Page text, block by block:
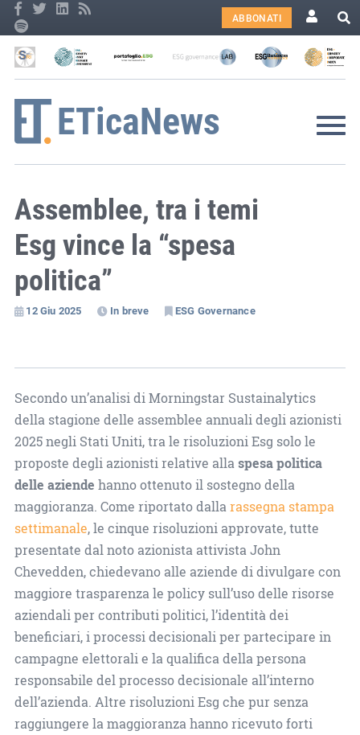
ABBONATI
Assemblee, tra i temi
Esg vince la “spesa
politica”
12 Giu 2025 In breve ESG Governance
Secondo un’analisi di Morningstar Sustainalytics
della stagione delle assemblee annuali degli azionisti
2025 negli Stati Uniti, tra le risoluzioni Esg solo le
proposte degli azionisti relative allaspesa politica
delle aziende hanno ottenuto il sostegno della
maggioranza. Come riportato dallarassegna stampa
settimanale, le cinque risoluzioni approvate, tutte
presentate dal noto azionista attivista John
Chevedden, chiedevano alle aziende di divulgare con
maggiore trasparenza le policy sull’uso delle risorse
aziendali per contributi politici, l’identità dei
beneficiari, i processi decisionali per partecipare in
campagne elettorali e la qualifica della persona
responsabile del processo decisionale all’interno
dell’azienda. Altre risoluzioni Esg che pur senza
raggiungere la maggioranza hanno ricevuto forti